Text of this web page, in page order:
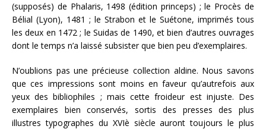
(supposés) de Phalaris, 1498 (édition princeps) ; le Procès de
Bélial (Lyon), 1481 ; le Strabon et le Suétone, imprimés tous
les deux en 1472 ; le Suidas de 1490, et bien d’autres ouvrages
dont le temps n’a laissé subsister que bien peu d’exemplaires.
N’oublions pas une précieuse collection aldine. Nous savons
que ces impressions sont moins en faveur qu’autrefois aux
yeux des bibliophiles ; mais cette froideur est injuste. Des
exemplaires bien conservés, sortis des presses des plus
illustres typographes du XVIè siècle auront toujours le plus